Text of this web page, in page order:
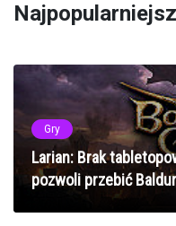
Gry
Larian: Brak
pozwoli przebić